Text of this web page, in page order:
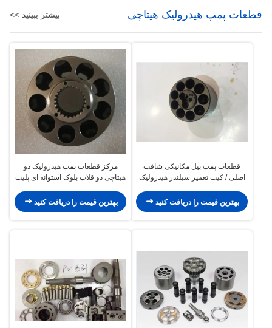
قطعات پمپ هیدرولیک هیتاچی بیشتر ببینید >>
قطعات پمپ بیل مکانیکی شافت
اصلی / کیت تعمیر سیلندر هیدرولیک
بهترین قیمت را دریافت کنید
مرکز قطعات پمپ هیدرولیک دو
هیتاچی دو قلاب بلوک استوانه ای پلیت
بهترین قیمت را دریافت کنید